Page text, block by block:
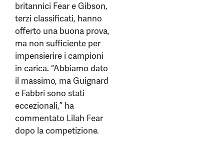
britannici Fear e Gibson,
terzi classificati, hanno
offerto una buona prova,
ma non sufficiente per
impensierire i campioni
in carica. “Abbiamo dato
il massimo, ma Guignard
e Fabbri sono stati
eccezionali,” ha
commentato Lilah Fear
dopo la competizione.